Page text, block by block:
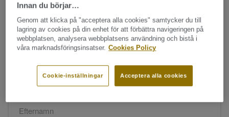
Namn*
Efternamn*
Innan du börjar…
Genom att klicka på "acceptera alla cookies" samtycker du till
lagring av cookies på din enhet för att förbättra navigeringen på
webbplatsen, analysera webbplatsens användning och bistå i
våra marknadsföringsinsatser. Cookies Policy
Acceptera alla cookies
Cookie-inställningar